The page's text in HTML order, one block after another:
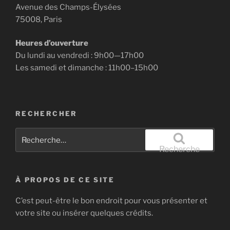
Avenue des Champs-Élysées
75008, Paris
Heures d’ouverture
Du lundi au vendredi : 9h00—17h00
Les samedi et dimanche : 11h00–15h00
RECHERCHER
pour
Recherche
À PROPOS DE CE SITE
C’est peut-être le bon endroit pour vous présenter et
votre site ou insérer quelques crédits.